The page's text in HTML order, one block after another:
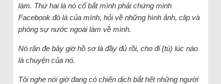
làm. Thứ hai là nó cố bắt mình phải chứng minh
Facebook đó là của mình, hỏi về những hình ảnh, clip và
phóng sự nước ngoài làm về mình.
Nó răn đe bây giờ hồ sơ là đầy đủ rồi, cho đi (tù) lúc nào
là chuyện của nó.
Tôi nghe nói giờ đang có chiến dịch bắt hết những người